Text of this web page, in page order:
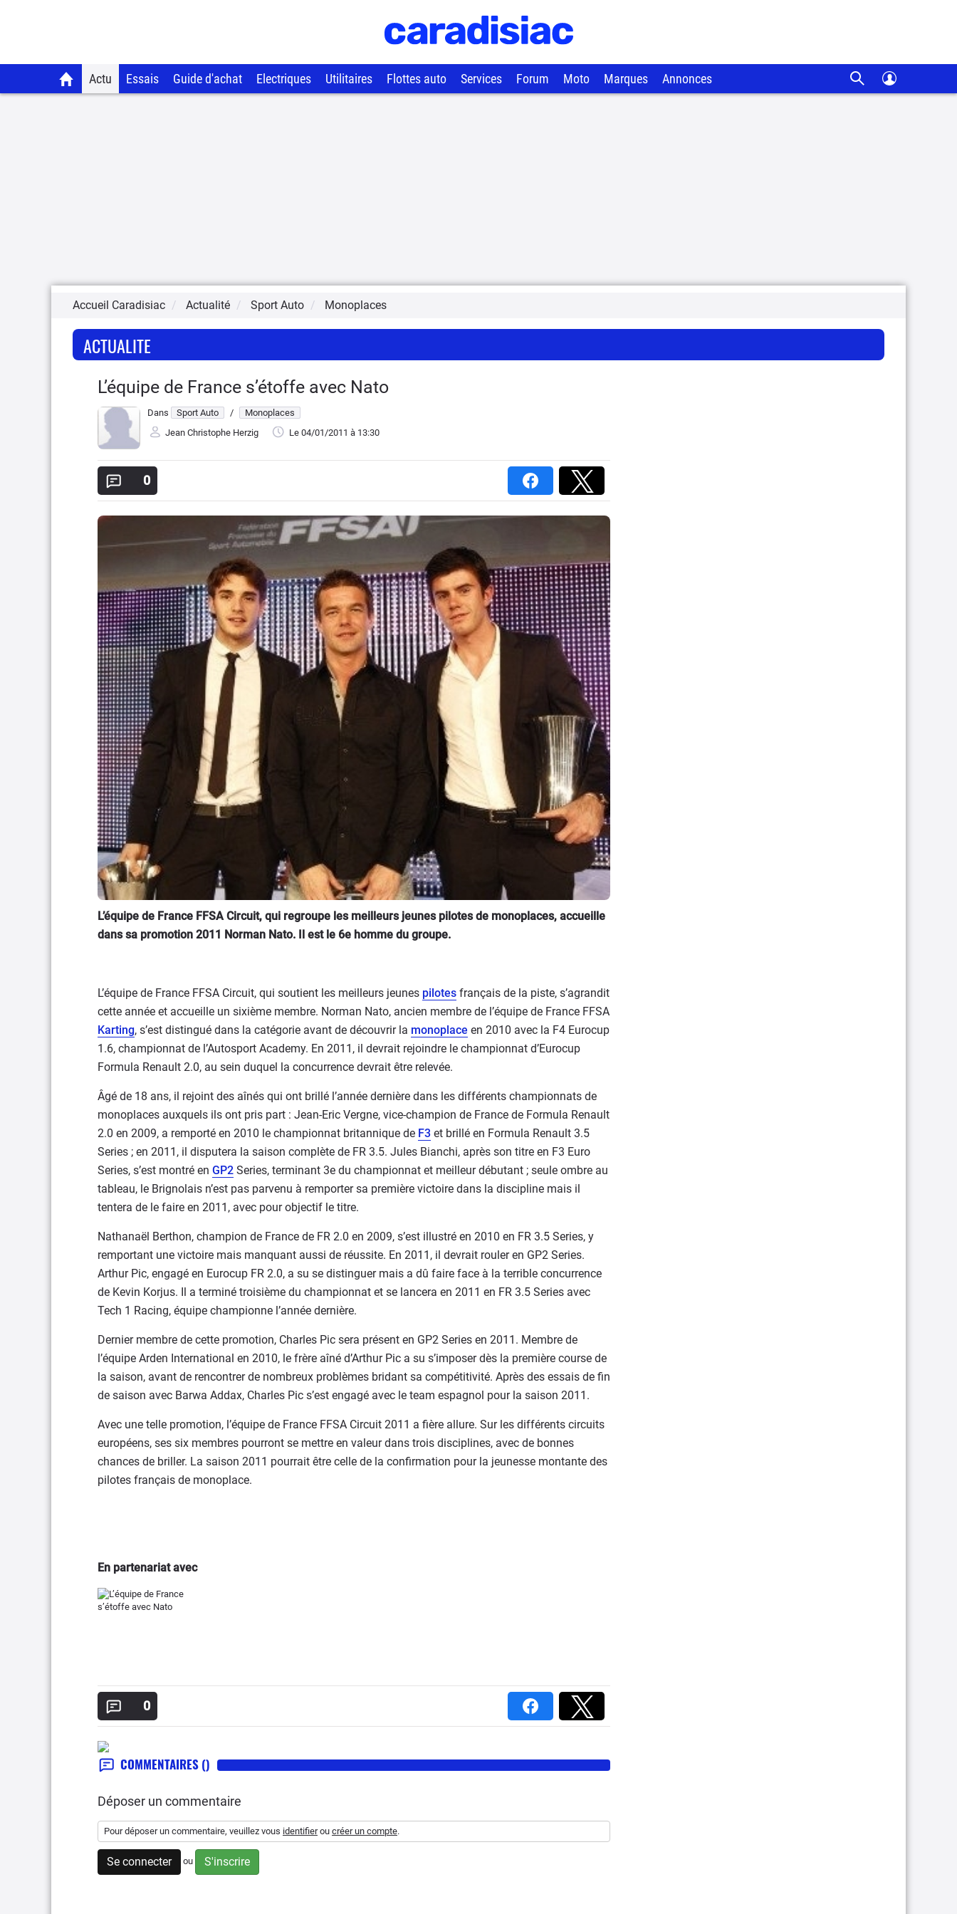
Actu Essais Guide d'achat Electriques Utilitaires Flottes auto Services Forum Moto Marques Annonces
Accueil Caradisiac Actualité Sport Auto Monoplaces
ACTUALITE
L’équipe de France s’étoffe avec Nato
Dans Sport Auto /
Monoplaces
Jean Christophe Herzig
Le 04/01/2011 à 13:30
0
L’équipe de France FFSA Circuit, qui regroupe les meilleurs jeunes pilotes de monoplaces, accueille
dans sa promotion 2011 Norman Nato. Il est le 6e homme du groupe.
L’équipe de France FFSA Circuit, qui soutient les meilleurs jeunes pilotes français de la piste, s’agrandit
cette année et accueille un sixième membre. Norman Nato, ancien membre de l’équipe de France FFSA
Karting, s’est distingué dans la catégorie avant de découvrir la monoplace en 2010 avec la F4 Eurocup
1.6, championnat de l’Autosport Academy. En 2011, il devrait rejoindre le championnat d’Eurocup
Formula Renault 2.0, au sein duquel la concurrence devrait être relevée.
Âgé de 18 ans, il rejoint des aînés qui ont brillé l’année dernière dans les différents championnats de
monoplaces auxquels ils ont pris part : Jean-Eric Vergne, vice-champion de France de Formula Renault
2.0 en 2009, a remporté en 2010 le championnat britannique de F3 et brillé en Formula Renault 3.5
Series ; en 2011, il disputera la saison complète de FR 3.5. Jules Bianchi, après son titre en F3 Euro
Series, s’est montré en GP2 Series, terminant 3e du championnat et meilleur débutant ; seule ombre au
tableau, le Brignolais n’est pas parvenu à remporter sa première victoire dans la discipline mais il
tentera de le faire en 2011, avec pour objectif le titre.
Nathanaël Berthon, champion de France de FR 2.0 en 2009, s’est illustré en 2010 en FR 3.5 Series, y
remportant une victoire mais manquant aussi de réussite. En 2011, il devrait rouler en GP2 Series.
Arthur Pic, engagé en Eurocup FR 2.0, a su se distinguer mais a dû faire face à la terrible concurrence
de Kevin Korjus. Il a terminé troisième du championnat et se lancera en 2011 en FR 3.5 Series avec
Tech 1 Racing, équipe championne l’année dernière.
Dernier membre de cette promotion, Charles Pic sera présent en GP2 Series en 2011. Membre de
l’équipe Arden International en 2010, le frère aîné d’Arthur Pic a su s’imposer dès la première course de
la saison, avant de rencontrer de nombreux problèmes bridant sa compétitivité. Après des essais de fin
de saison avec Barwa Addax, Charles Pic s’est engagé avec le team espagnol pour la saison 2011.
Avec une telle promotion, l’équipe de France FFSA Circuit 2011 a fière allure. Sur les différents circuits
européens, ses six membres pourront se mettre en valeur dans trois disciplines, avec de bonnes
chances de briller. La saison 2011 pourrait être celle de la confirmation pour la jeunesse montante des
pilotes français de monoplace.
En partenariat avec
0
COMMENTAIRES ()
Déposer un commentaire
Pour déposer un commentaire, veuillez vous identifierou créer un compte.
Se connecter ou S'inscrire